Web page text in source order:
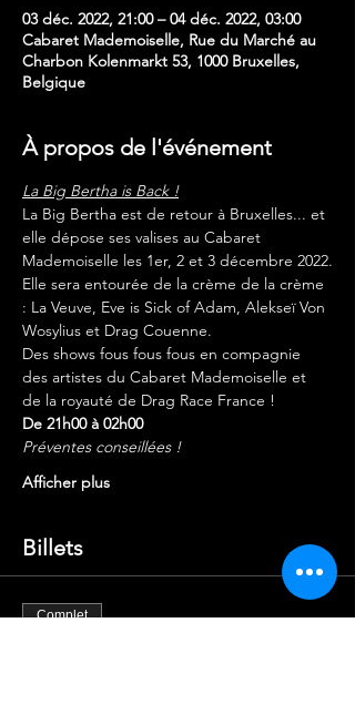
03 déc. 2022, 21:00 – 04 déc. 2022, 03:00
Cabaret Mademoiselle, Rue du Marché au
Charbon Kolenmarkt 53, 1000 Bruxelles,
Belgique
À propos de l'événement
La Big Bertha is Back !
La Big Bertha est de retour à Bruxelles... et
elle dépose ses valises au Cabaret
Mademoiselle les 1er, 2 et 3 décembre 2022.
Elle sera entourée de la crème de la crème
: La Veuve, Eve is Sick of Adam, Alekseï Von
Wosylius et Drag Couenne.
Des shows fous fous fous en compagnie
des artistes du Cabaret Mademoiselle et
de la royauté de Drag Race France !
De 21h00 à 02h00
Préventes conseillées !
Afficher plus
Billets
Complet